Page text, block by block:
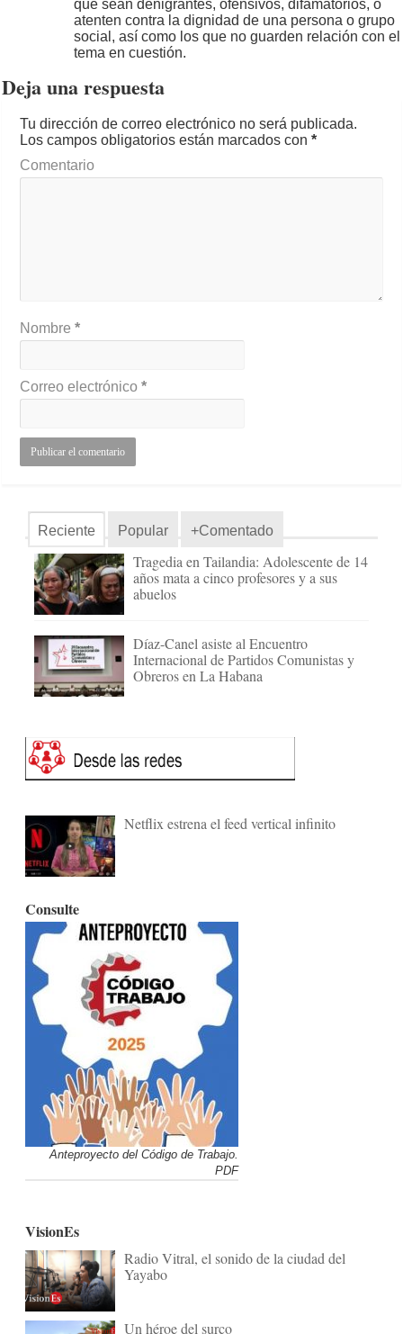
que sean denigrantes, ofensivos, difamatorios, o
atenten contra la dignidad de una persona o grupo
social, así como los que no guarden relación con el
tema en cuestión.
Deja una respuesta
Tu dirección de correo electrónico no será publicada.
Los campos obligatorios están marcados con*
Comentario
Nombre*
Correo electrónico*
Reciente Popular +Comentado
Tragedia en Tailandia: Adolescente de 14
años mata a cinco profesores y a sus
abuelos
Díaz-Canel asiste al Encuentro
Internacional de Partidos Comunistas y
Obreros en La Habana
Netflix estrena el feed vertical infinito
Consulte
Anteproyecto del Código de Trabajo.
PDF
VisionEs
Radio Vitral, el sonido de la ciudad del
Yayabo
Un héroe del surco